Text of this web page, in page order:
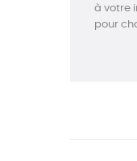
à votre
pour